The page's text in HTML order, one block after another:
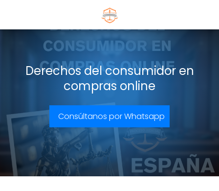
Derechos del consumidor en
compras online
Consúltanos por Whatsapp